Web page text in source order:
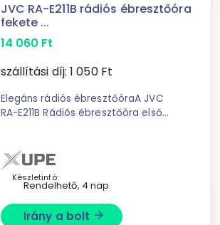
JVC RA-E211B rádiós ébresztőóra
fekete ...
14 060 Ft
szállítási díj: 1 050Ft
Elegáns rádiós ébresztőóraA JVC
RA-E211B Rádiós ébresztőóra első
Az időt mutató ...
Készletinfó:
Rendelhető, 4 nap
Irány a bolt arrow_forward